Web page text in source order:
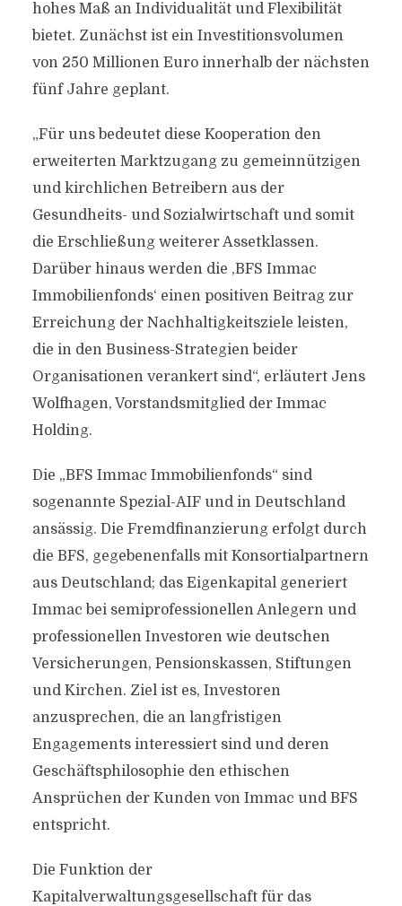
hohes Maß an Individualität und Flexibilität
bietet. Zunächst ist ein Investitionsvolumen
von 250 Millionen Euro innerhalb der nächsten
fünf Jahre geplant.
„Für uns bedeutet diese Kooperation den
erweiterten Marktzugang zu gemeinnützigen
und kirchlichen Betreibern aus der
Gesundheits- und Sozialwirtschaft und somit
die Erschließung weiterer Assetklassen.
Darüber hinaus werden die ,BFS Immac
Immobilienfonds‘ einen positiven Beitrag zur
Erreichung der Nachhaltigkeitsziele leisten,
die in den Business-Strategien beider
Organisationen verankert sind“, erläutert Jens
Wolfhagen, Vorstandsmitglied der Immac
Holding.
Die „BFS Immac Immobilienfonds“ sind
sogenannte Spezial-AIF und in Deutschland
ansässig. Die Fremdfinanzierung erfolgt durch
die BFS, gegebenenfalls mit Konsortialpartnern
aus Deutschland; das Eigenkapital generiert
Immac bei semiprofessionellen Anlegern und
professionellen Investoren wie deutschen
Versicherungen, Pensionskassen, Stiftungen
und Kirchen. Ziel ist es, Investoren
anzusprechen, die an langfristigen
Engagements interessiert sind und deren
Geschäftsphilosophie den ethischen
Ansprüchen der Kunden von Immac und BFS
entspricht.
Die Funktion der
Kapitalverwaltungsgesellschaft für das